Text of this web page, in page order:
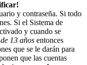
y contraseña. Si todo
Si el Sistema de
y cuando se
13 años entonces
que se le darán para
que las cuentas